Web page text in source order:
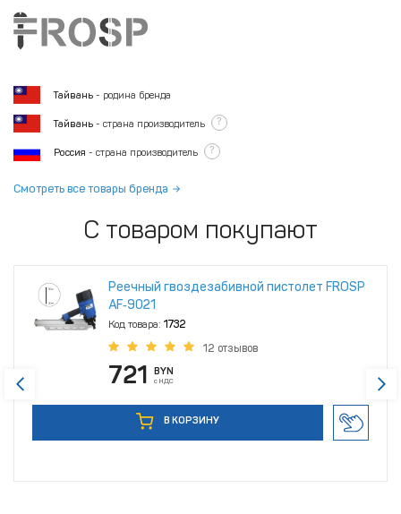
Тайвань - родина бренда
Тайвань - страна производитель ?
Россия - страна производитель ?
Смотреть все товары бренда
С товаром покупают
Реечный гвоздезабивной пистолет FROSP
AF‑9021
Код товара: 1732
12 отзывов
721 BYN
с НДС
В КОРЗИНУ